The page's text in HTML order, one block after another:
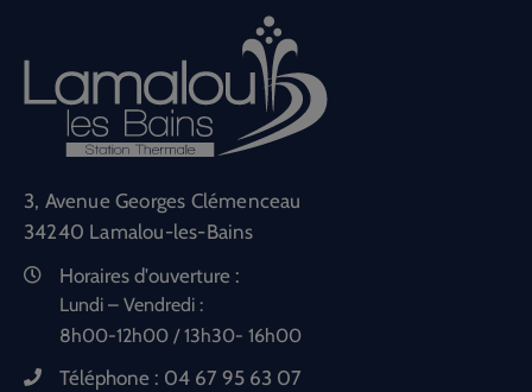
3, Avenue Georges Clémenceau
34240 Lamalou-les-Bains
Horaires d'ouverture :
Lundi – Vendredi :
8h00-12h00 / 13h30- 16h00
Téléphone : 04 67 95 63 07